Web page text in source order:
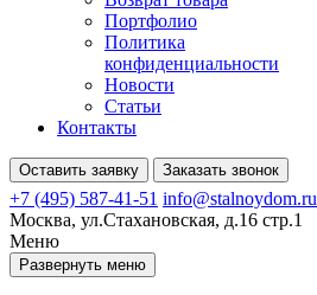
Портфолио
Политика
конфиденциальности
Новости
Статьи
Контакты
Оставить заявку Заказать звонок
+7 (495) 587-41-51 info@stalnoydom.ru
Москва, ул.Стахановская, д.16 стр.1
Меню
Развернуть меню